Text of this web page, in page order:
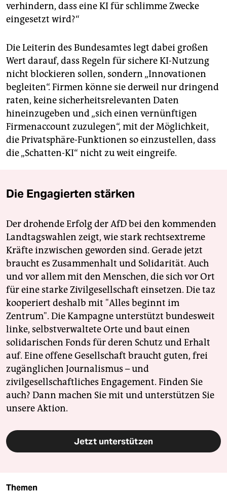
verhindern, dass eine KI für schlimme Zwecke
eingesetzt wird?“
Die Leiterin des Bundesamtes legt dabei großen
Wert darauf, dass Regeln für sichere KI-Nutzung
nicht blockieren sollen, sondern „Innovationen
begleiten“. Firmen könne sie derweil nur dringend
raten, keine sicherheitsrelevanten Daten
hineinzugeben und „sich einen vernünftigen
Firmenaccount zuzulegen“, mit der Möglichkeit,
die Privatsphäre-Funktionen so einzustellen, dass
die „Schatten-KI“ nicht zu weit eingreife.
Die Engagierten stärken
Der drohende Erfolg der AfD bei den kommenden
Landtagswahlen zeigt, wie stark rechtsextreme
Kräfte inzwischen geworden sind. Gerade jetzt
braucht es Zusammenhalt und Solidarität. Auch
und vor allem mit den Menschen, die sich vor Ort
für eine starke Zivilgesellschaft einsetzen. Die taz
kooperiert deshalb mit "Alles beginnt im
Zentrum". Die Kampagne unterstützt bundesweit
linke, selbstverwaltete Orte und baut einen
solidarischen Fonds für deren Schutz und Erhalt
auf. Eine offene Gesellschaft braucht guten, frei
zugänglichen Journalismus – und
zivilgesellschaftliches Engagement. Finden Sie
auch? Dann machen Sie mit und unterstützen Sie
unsere Aktion.
Jetzt unterstützen
Themen